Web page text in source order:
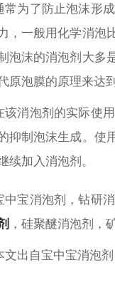
常为了防止泡沫形
，一般用化学消泡
泡沫的消泡剂大多
原泡膜的原理来达
该消泡剂的实际使
抑制泡沫生成。使
续加入消泡剂。
中宝消泡剂，钻研
，硅聚醚消泡剂，
文出自宝中宝消泡